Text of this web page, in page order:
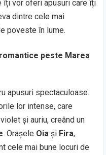
vor oferi apusuri care îți
dintre cele mai
poveste în lume.
peste Marea
apusuri spectaculoase.
lor intense, care
și auriu, creând un
. Orașele Oia și Fira,
cele mai bune locuri de